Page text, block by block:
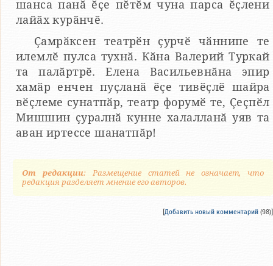
шанса панӑ ӗҫе пӗтӗм чуна парса ӗҫлени
лайӑх курӑнчӗ.
Ҫамрӑксен театрӗн ҫурчӗ чӑннипе те
илемлӗ пулса тухнӑ. Кӑна Валерий Туркай
та палӑртрӗ. Елена Васильевнӑна эпир
хамӑр енчен пуҫланӑ ӗҫе тивӗҫлӗ шайра
вӗҫлеме сунатпӑр, театр форумӗ те, Ҫеҫпӗл
Мишшин ҫуралнӑ кунне халалланӑ уяв та
аван иртессе шанатпӑр!
От редакции: Размещение статей не означает, что
редакция разделяет мнение его авторов.
[Добавить новый комментарий (98)]